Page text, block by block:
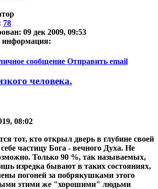
78
09 дек 2009, 09:53
информация:
сообщение Отправить email
человека.
08:02
тот, кто открыл дверь в глубине своей
частицу Бога - вечного Духа. Не
. Только 90 %, так называемых,
изредка бывают в таких состояниях,
погоней за побрякушками этого
этими же "хорошими" людьми